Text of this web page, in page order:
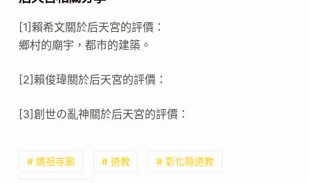
[1]賴希文關於后天宮的評價：
鄉村的廟宇，都市的建築。
[2]賴俊瑋關於后天宮的評價：
[3]創世の亂神關於后天宮的評價：
# 媽祖寺廟 # 道教 # 彰化縣道教